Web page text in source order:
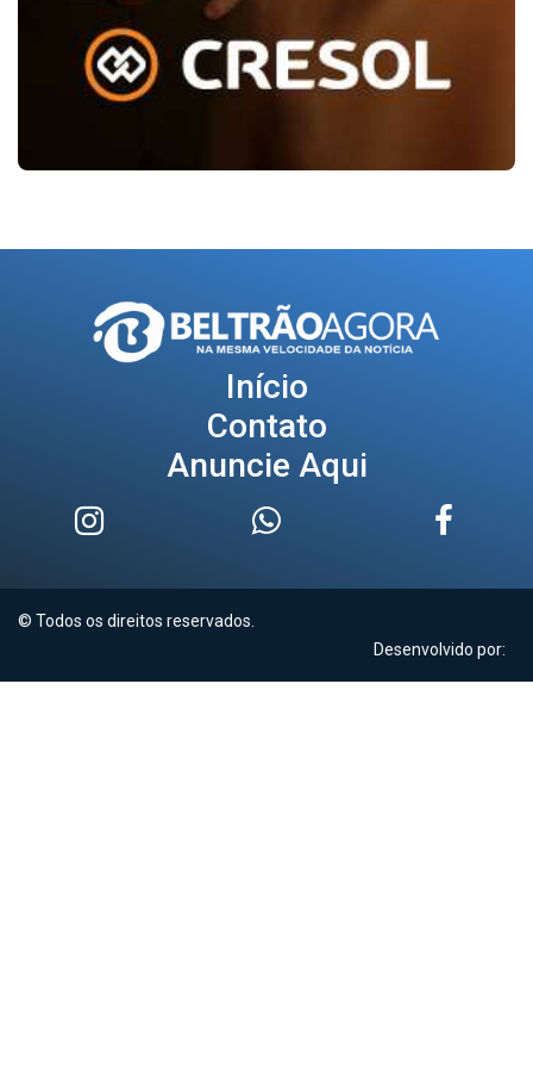
Início
Contato
Anuncie Aqui
© Todos os direitos reservados.
Desenvolvido por: